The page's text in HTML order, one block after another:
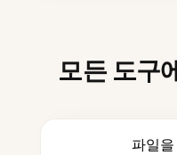
모든 도구
파일